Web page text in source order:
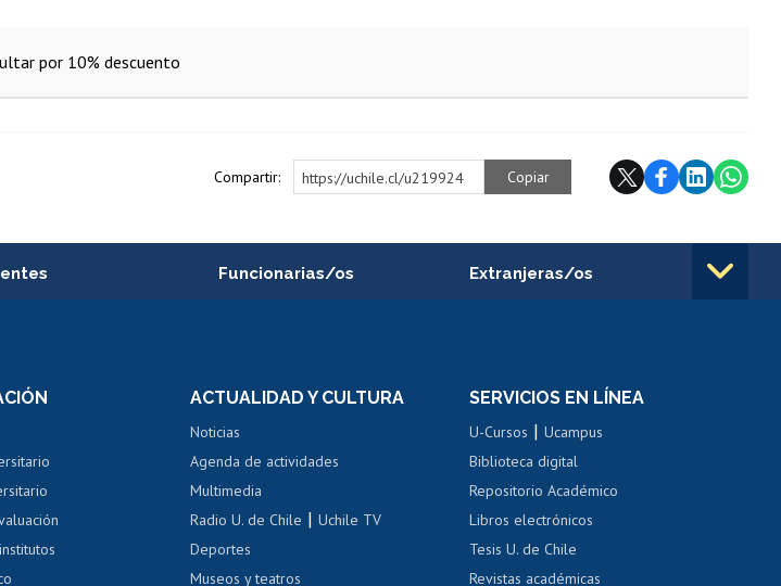
por 10% descuento
Compartir: https://uchile.cl/u219924 Copiar
docente
académica
al AUCAI
Funcionarias/os
Portal de movilidad interna
Certificado de renta
Certificado de renta
Extranjeras/os
Cursos de español
ACTUALIDAD Y CULTURA
Noticias
Agenda de actividades
Multimedia
Radio U. de Chile |Uchile TV
Deportes
Museos y teatros
SERVICIOS EN LÍNEA
U-Cursos |Ucampus
Biblioteca digital
Repositorio Académico
Libros electrónicos
Tesis U. de Chile
Revistas académicas